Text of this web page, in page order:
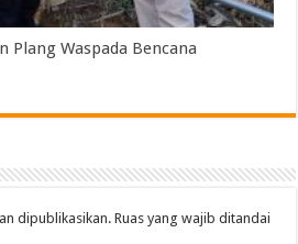
Plang Waspada Bencana
dipublikasikan. Ruas yang wajib ditandai